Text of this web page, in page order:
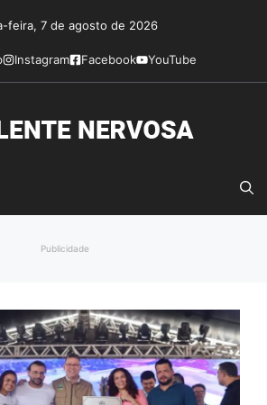
feira, 7 de agosto de 2026
Instagram Facebook YouTube
Publicidade